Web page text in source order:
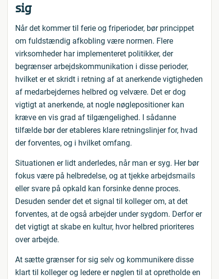
sig
Når det kommer til ferie og friperioder, bør princippet
om fuldstændig afkobling være normen. Flere
virksomheder har implementeret politikker, der
begrænser arbejdskommunikation i disse perioder,
hvilket er et skridt i retning af at anerkende vigtigheden
af medarbejdernes helbred og velvære. Det er dog
vigtigt at anerkende, at nogle nøglepositioner kan
kræve en vis grad af tilgængelighed. I sådanne
tilfælde bør der etableres klare retningslinjer for, hvad
der forventes, og i hvilket omfang.
Situationen er lidt anderledes, når man er syg. Her bør
fokus være på helbredelse, og at tjekke arbejdsmails
eller svare på opkald kan forsinke denne proces.
Desuden sender det et signal til kolleger om, at det
forventes, at de også arbejder under sygdom. Derfor er
det vigtigt at skabe en kultur, hvor helbred prioriteres
over arbejde.
At sætte grænser for sig selv og kommunikere disse
klart til kolleger og ledere er nøglen til at opretholde en